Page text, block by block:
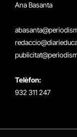
Ana Basanta
Telèfon:
932 311 247